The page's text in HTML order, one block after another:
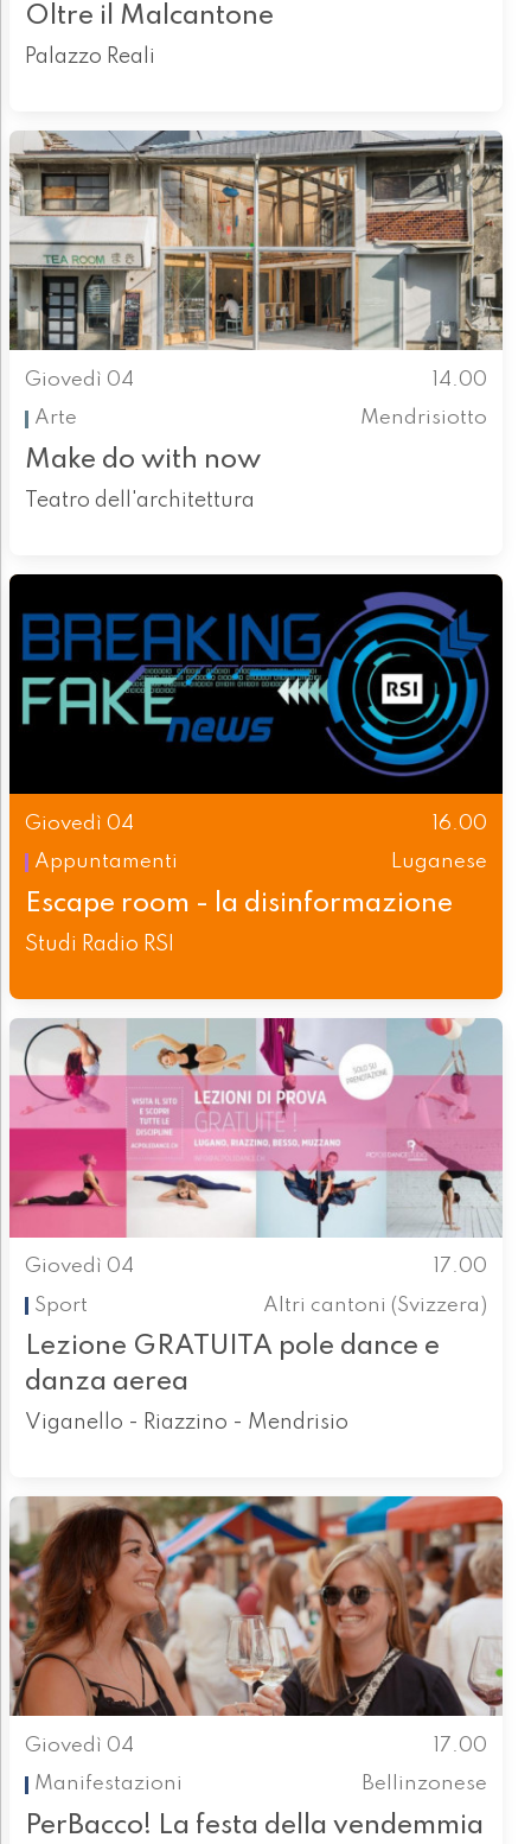
Oltre il Malcantone
Palazzo Reali
Giovedì 04
14.00
Arte
Mendrisiotto
Make do with now
Teatro dell'architettura
Giovedì 04
16.00
Appuntamenti
Luganese
Escape room - la disinformazione
Studi Radio RSI
Giovedì 04
17.00
Sport
Altri cantoni (Svizzera)
Lezione GRATUITA pole dance e
danza aerea
Viganello - Riazzino - Mendrisio
Giovedì 04
17.00
Manifestazioni
Bellinzonese
PerBacco! La festa della vendemmia